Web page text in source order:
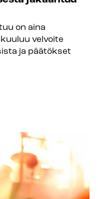
on aina
velvoite
ja päätökset